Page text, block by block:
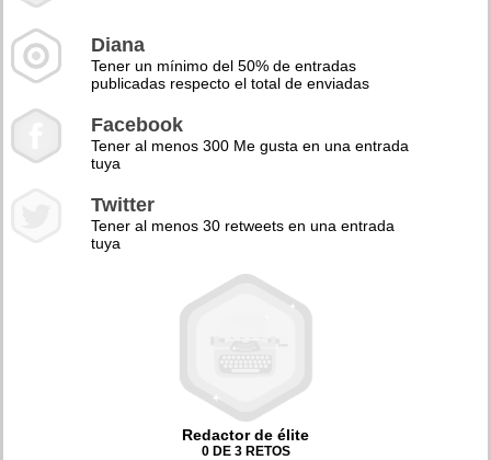
Diana
Tener un mínimo del 50% de entradas
publicadas respecto el total de enviadas
Facebook
Tener al menos 300 Me gusta en una entrada
tuya
Twitter
Tener al menos 30 retweets en una entrada
tuya
Redactor de élite
0 DE 3 RETOS